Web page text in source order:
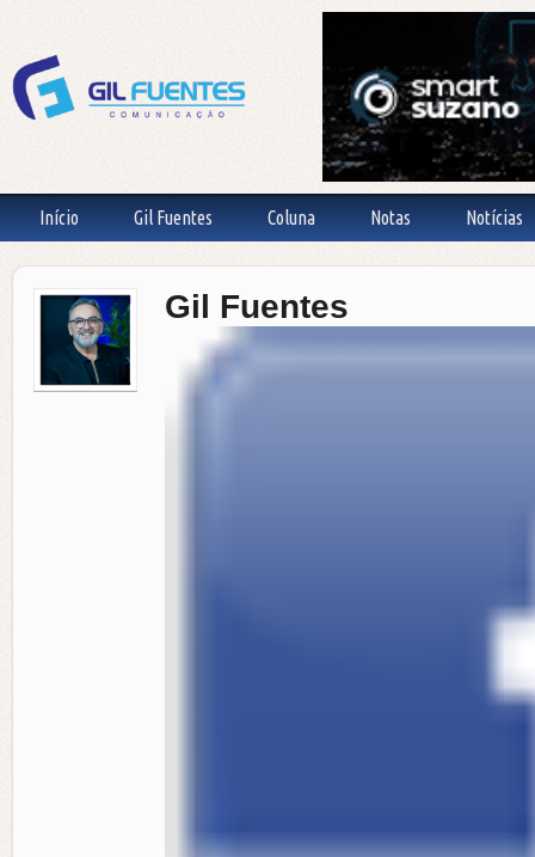
Início Gil Fuentes Coluna Notas Notícias
Gil Fuentes